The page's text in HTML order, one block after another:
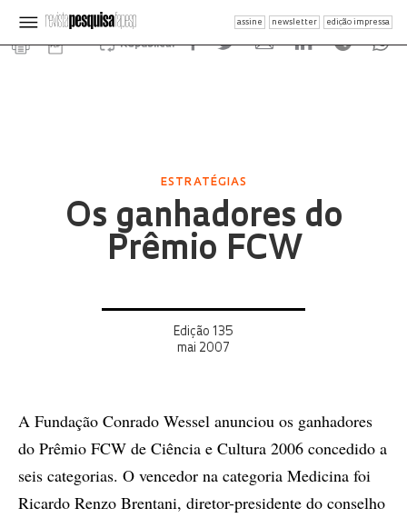
assine newsletter edição impressa
Republicar
ESTRATÉGIAS
Os ganhadores do
Prêmio FCW
Edição 135
mai 2007
A Fundação Conrado Wessel anunciou os ganhadores
do Prêmio FCW de Ciência e Cultura 2006 concedido a
seis categorias. O vencedor na categoria Medicina foi
Ricardo Renzo Brentani, diretor-presidente do conselho